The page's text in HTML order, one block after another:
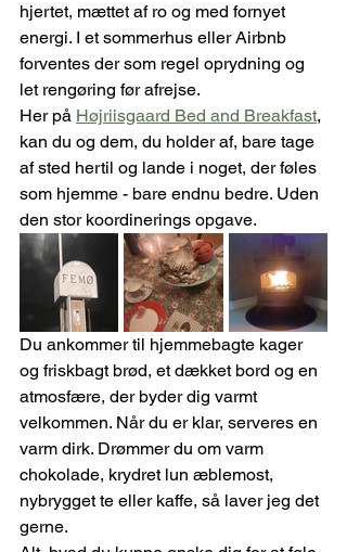
hjertet, mættet af ro og med fornyet
energi. I et sommerhus eller Airbnb
forventes der som regel oprydning og
let rengøring før afrejse.
Her på Højriisgaard Bed and Breakfast,
kan du og dem, du holder af, bare tage
af sted hertil og lande i noget, der føles
som hjemme - bare endnu bedre. Uden
den stor koordinerings opgave.
Du ankommer til hjemmebagte kager
og friskbagt brød, et dækket bord og en
atmosfære, der byder dig varmt
velkommen. Når du er klar, serveres en
varm dirk. Drømmer du om varm
chokolade, krydret lun æblemost,
nybrygget te eller kaffe, så laver jeg det
gerne.